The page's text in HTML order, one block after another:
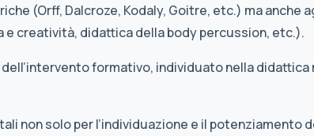
(Orff, Dalcroze, Kodaly, Goitre, etc.) ma anche
creatività, didattica della body percussion, etc.).
formativo, individuato nella didattica
non solo per l’individuazione e il